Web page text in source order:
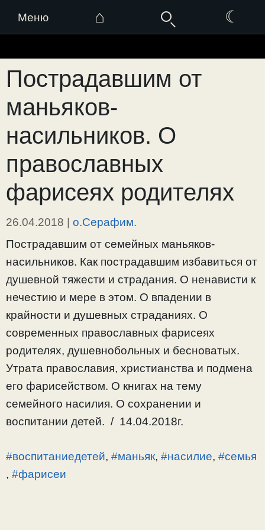
Меню ⌂ ☾
к
содержимому
Пострадавшим от
маньяков-
насильников. О
православных
фарисеях родителях
26.04.2018 | о.Серафим.
Пострадавшим от семейных маньяков-
насильников. Как пострадавшим избавиться от
душевной тяжести и страдания. О ненависти к
нечестию и мере в этом. О впадении в
крайности и душевных страданиях. О
современных православных фарисеях
родителях, душевнобольных и бесноватых.
Утрата православия, христианства и подмена
его фарисейством. О книгах на тему
семейного насилия. О сохранении и
воспитании детей. / 14.04.2018г.
#воспитаниедетей, #маньяк, #насилие, #семья
, #фарисеи